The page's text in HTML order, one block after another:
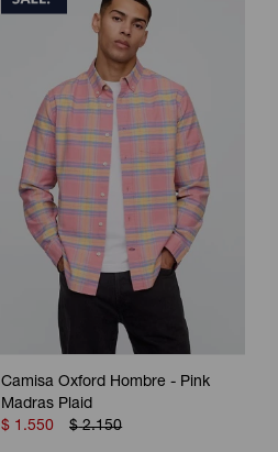
Camisa Oxford Hombre - Pink
Madras Plaid
$ 1.550 $ 2.150